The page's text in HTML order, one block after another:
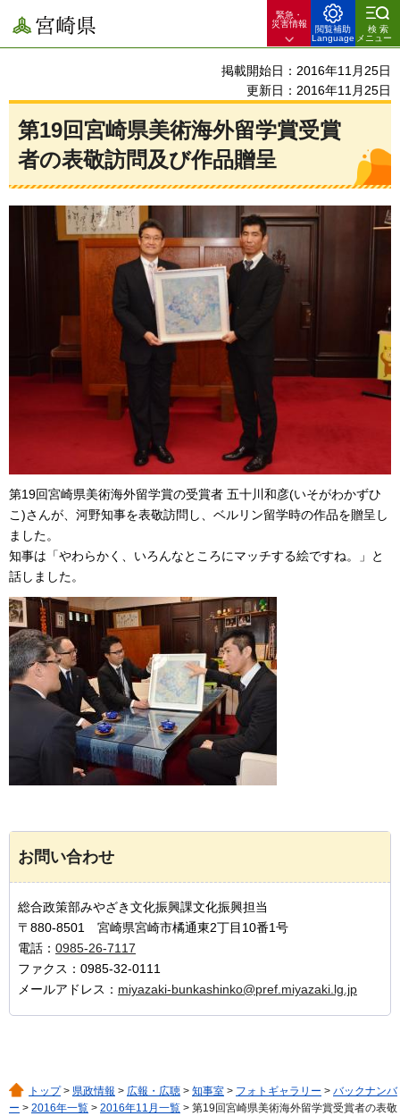
宮崎県
緊急・
災害情報
閲覧補助
Language
検索
メニュー
掲載開始日：2016年11月25日
更新日：2016年11月25日
第19回宮崎県美術海外留学賞受賞
者の表敬訪問及び作品贈呈
第19回宮崎県美術海外留学賞の受賞者 五十川和彦(いそがわかずひ
こ)さんが、河野知事を表敬訪問し、ベルリン留学時の作品を贈呈し
ました。
知事は「やわらかく、いろんなところにマッチする絵ですね。」と
話しました。
お問い合わせ
総合政策部みやざき文化振興課文化振興担当
〒880-8501 宮崎県宮崎市橘通東2丁目10番1号
電話： 0985-26-7117
ファクス：0985-32-0111
メールアドレス： miyazaki-bunkashinko@pref.miyazaki.lg.jp
トップ> 県政情報 > 広報・広聴 > 知事室 > フォトギャラリー > バックナンバ
ー > 2016年一覧 > 2016年11月一覧 > 第19回宮崎県美術海外留学賞受賞者の表敬